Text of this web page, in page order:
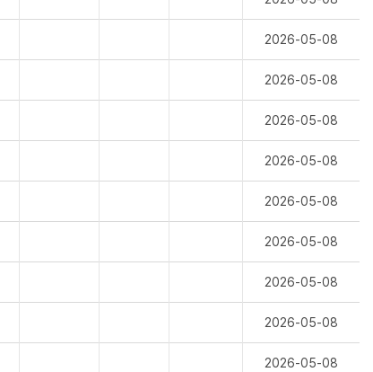
2026-05-08
2026-05-08
2026-05-08
2026-05-08
2026-05-08
2026-05-08
2026-05-08
2026-05-08
2026-05-08